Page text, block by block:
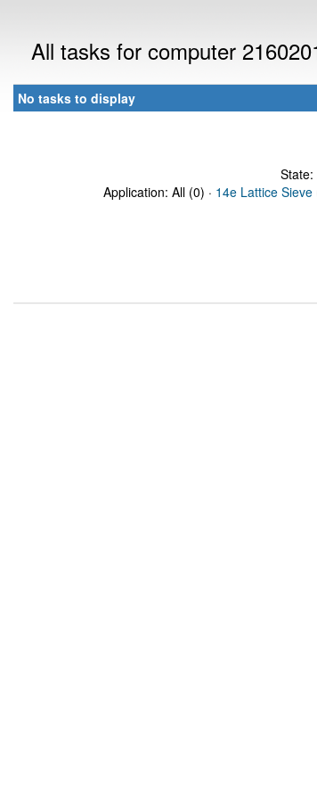
All tasks for computer
No tasks to display
State:
Application: All (0) · 14e Lattice Sieve